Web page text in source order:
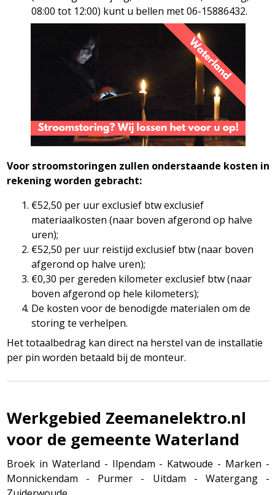
08:00 tot 12:00) kunt u bellen met 06-15886432.
Voor stroomstoringen zullen onderstaande kosten in
rekening worden gebracht:
€52,50 per uur exclusief btw exclusief
materiaalkosten (naar boven afgerond op halve
uren);
€52,50 per uur reistijd exclusief btw (naar boven
afgerond op halve uren);
€0,30 per gereden kilometer exclusief btw (naar
boven afgerond op hele kilometers);
De kosten voor de benodigde materialen om de
storing te verhelpen.
Het totaalbedrag kan direct na herstel van de installatie
per pin worden betaald bij de monteur.
Werkgebied Zeemanelektro.nl
voor de gemeente Waterland
Broek in Waterland - Ilpendam - Katwoude - Marken -
Monnickendam - Purmer - Uitdam - Watergang -